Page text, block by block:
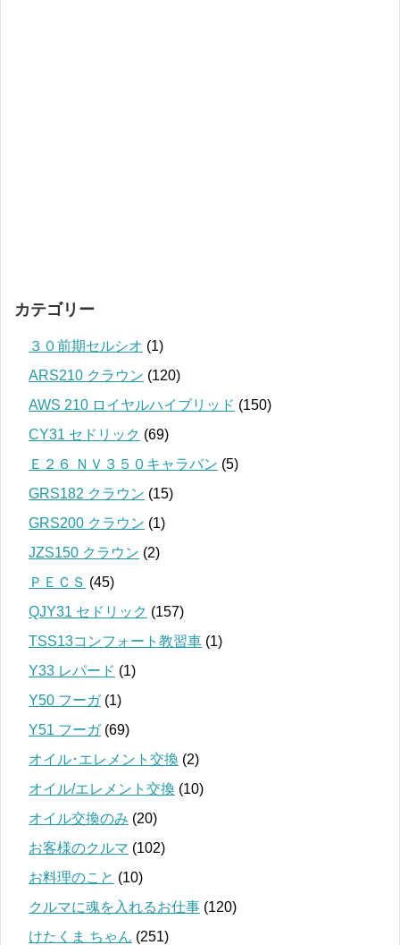
カテゴリー
３０前期セルシオ (1)
ARS210 クラウン (120)
AWS 210 ロイヤルハイブリッド (150)
CY31 セドリック (69)
Ｅ２６ ＮＶ３５０キャラバン (5)
GRS182 クラウン (15)
GRS200 クラウン (1)
JZS150 クラウン (2)
ＰＥＣＳ (45)
QJY31 セドリック (157)
TSS13コンフォート教習車 (1)
Y33 レパード (1)
Y50 フーガ(1)
Y51 フーガ(69)
オイル･エレメント交換 (2)
オイル/エレメント交換 (10)
オイル交換のみ (20)
お客様のクルマ (102)
お料理のこと (10)
クルマに魂を入れるお仕事 (120)
けたくま ちゃん (251)